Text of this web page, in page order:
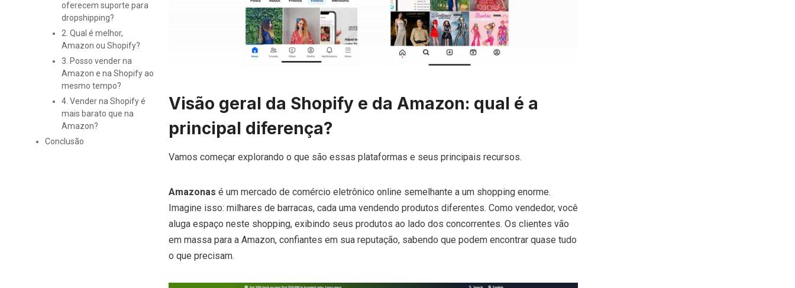
oferecem suporte para
dropshipping?
2. Qual é melhor,
Amazon ou Shopify?
3. Posso vender na
Amazon e na Shopify ao
mesmo tempo?
4. Vender na Shopify é
mais barato que na
Amazon?
Conclusão
Visão geral da Shopify e da Amazon: qual é a
principal diferença?
Vamos começar explorando o que são essas plataformas e seus principais recursos.
Amazonas é um mercado de comércio eletrônico online semelhante a um shopping enorme.
Imagine isso: milhares de barracas, cada uma vendendo produtos diferentes. Como vendedor, você
aluga espaço neste shopping, exibindo seus produtos ao lado dos concorrentes. Os clientes vão
em massa para a Amazon, confiantes em sua reputação, sabendo que podem encontrar quase tudo
o que precisam.